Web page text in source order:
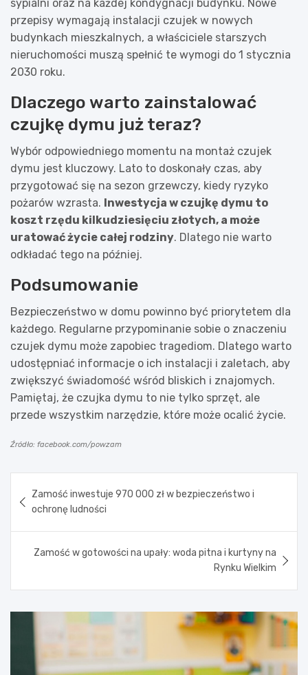
sypialni oraz na każdej kondygnacji budynku. Nowe
przepisy wymagają instalacji czujek w nowych
budynkach mieszkalnych, a właściciele starszych
nieruchomości muszą spełnić te wymogi do 1 stycznia
2030 roku.
Dlaczego warto zainstalować
czujkę dymu już teraz?
Wybór odpowiedniego momentu na montaż czujek
dymu jest kluczowy. Lato to doskonały czas, aby
przygotować się na sezon grzewczy, kiedy ryzyko
pożarów wzrasta. Inwestycja w czujkę dymu to
koszt rzędu kilkudziesięciu złotych, a może
uratować życie całej rodziny. Dlatego nie warto
odkładać tego na później.
Podsumowanie
Bezpieczeństwo w domu powinno być priorytetem dla
każdego. Regularne przypominanie sobie o znaczeniu
czujek dymu może zapobiec tragediom. Dlatego warto
udostępniać informacje o ich instalacji i zaletach, aby
zwiększyć świadomość wśród bliskich i znajomych.
Pamiętaj, że czujka dymu to nie tylko sprzęt, ale
przede wszystkim narzędzie, które może ocalić życie.
Źródło: facebook.com/powzam
wpisu
Zamość inwestuje 970 000 zł w bezpieczeństwo i
ochronę ludności
Zamość w gotowości na upały: woda pitna i kurtyny na
Rynku Wielkim